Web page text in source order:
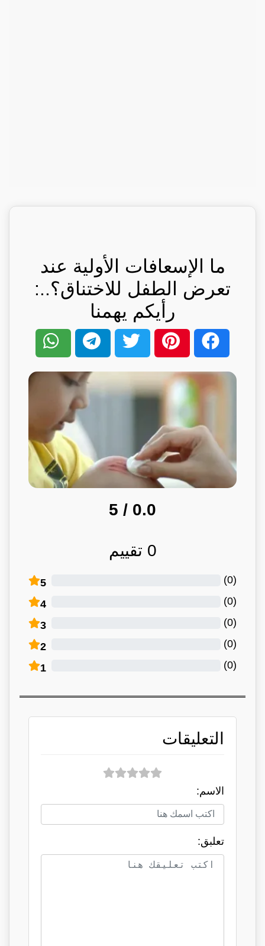
ما الإسعافات الأولية عند
تعرض الطفل للاختناق؟..:
رأيكم يهمنا
0.0
/ 5
0 تقييم
5 (
0
)
4 (
0
)
3 (
0
)
2 (
0
)
1 (
0
)
التعليقات
الاسم:
تعلبق: